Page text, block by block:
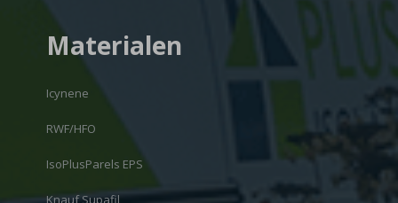
Materialen
Icynene
RWF/HFO
IsoPlusParels EPS
Knauf Supafil